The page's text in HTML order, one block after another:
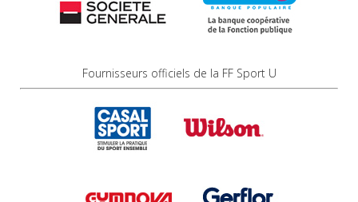
Fournisseurs officiels de la FF Sport U